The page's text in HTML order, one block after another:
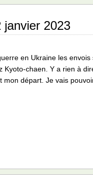
janvier 2023
en Ukraine les
Kyoto-chaen. Y a rien à
mon départ. Je vais